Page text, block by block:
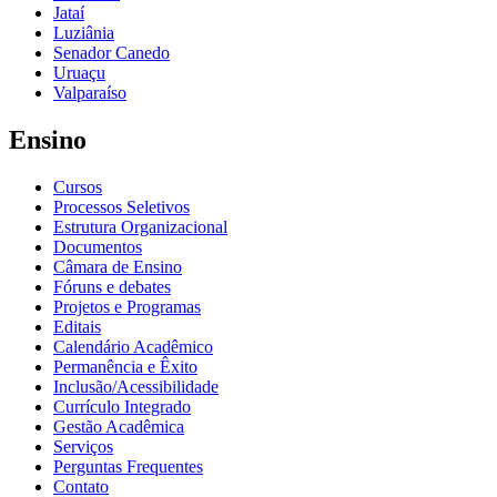
Jataí
Luziânia
Senador Canedo
Uruaçu
Valparaíso
Ensino
Cursos
Processos Seletivos
Estrutura Organizacional
Documentos
Câmara de Ensino
Fóruns e debates
Projetos e Programas
Editais
Calendário Acadêmico
Permanência e Êxito
Inclusão/Acessibilidade
Currículo Integrado
Gestão Acadêmica
Serviços
Perguntas Frequentes
Contato